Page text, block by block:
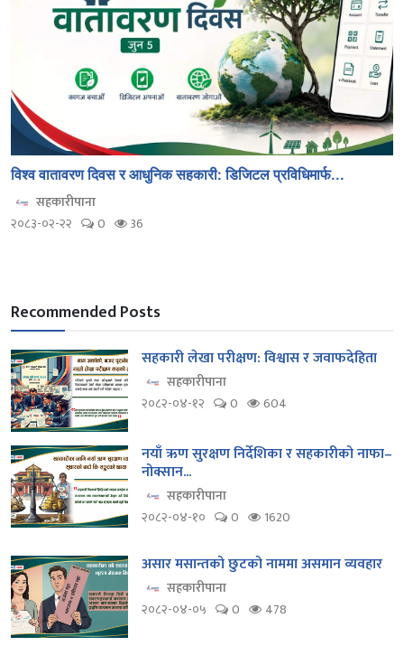
विश्व वातावरण दिवस र आधुनिक सहकारी: डिजिटल प्रविधिमार्फ...
सहकारीपाना
२०८३-०२-२२
0 36
Recommended Posts
सहकारी लेखा परीक्षण: विश्वास र जवाफदेहिता
सहकारीपाना
२०८२-०४-१२
0 604
नयाँ ऋण सुरक्षण निर्देशिका र सहकारीको नाफा–
नोक्सान...
सहकारीपाना
२०८२-०४-१०
0 1620
असार मसान्तको छुटको नाममा असमान व्यवहार
सहकारीपाना
२०८२-०४-०५
0 478